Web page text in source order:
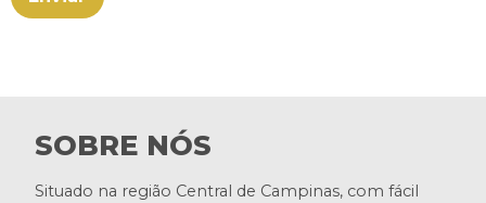
SOBRE NÓS
Situado na região Central de Campinas, com fácil